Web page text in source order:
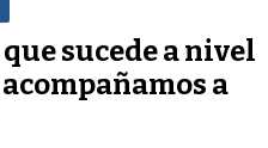
sucede a nivel
a